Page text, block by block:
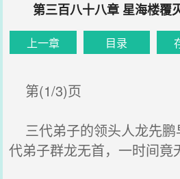
第三百八十八章 星海楼覆
上一章 目录
第(1/3)页
三代弟子的领头人龙先鹏
代弟子群龙无首，一时间竟